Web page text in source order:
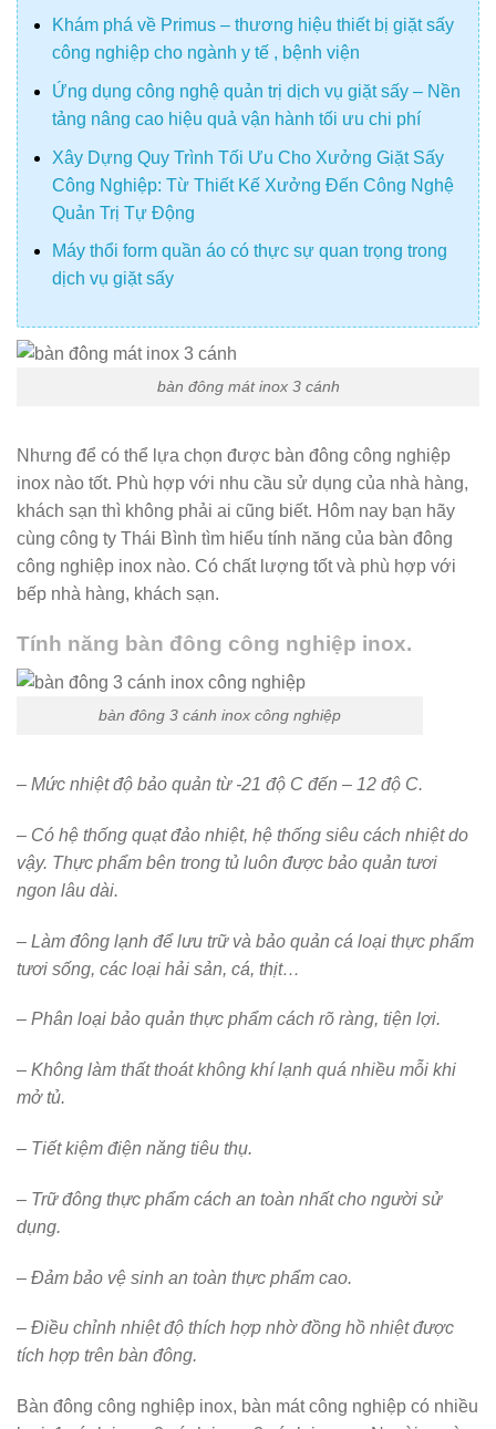
Khám phá về Primus – thương hiệu thiết bị giặt sấy
công nghiệp cho ngành y tế , bệnh viện
Ứng dụng công nghệ quản trị dịch vụ giặt sấy – Nền
tảng nâng cao hiệu quả vận hành tối ưu chi phí
Xây Dựng Quy Trình Tối Ưu Cho Xưởng Giặt Sấy
Công Nghiệp: Từ Thiết Kế Xưởng Đến Công Nghệ
Quản Trị Tự Động
Máy thổi form quần áo có thực sự quan trọng trong
dịch vụ giặt sấy
bàn đông mát inox 3 cánh
Nhưng để có thể lựa chọn được bàn đông công nghiệp
inox nào tốt. Phù hợp với nhu cầu sử dụng của nhà hàng,
khách sạn thì không phải ai cũng biết. Hôm nay bạn hãy
cùng công ty Thái Bình tìm hiểu tính năng của bàn đông
công nghiệp inox nào. Có chất lượng tốt và phù hợp với
bếp nhà hàng, khách sạn.
Tính năng bàn đông công nghiệp inox.
bàn đông 3 cánh inox công nghiệp
– Mức nhiệt độ bảo quản từ -21 độ C đến – 12 độ C.
– Có hệ thống quạt đảo nhiệt, hệ thống siêu cách nhiệt do
vậy. Thực phẩm bên trong tủ luôn được bảo quản tươi
ngon lâu dài.
– Làm đông lạnh để lưu trữ và bảo quản cá loại thực phẩm
tươi sống, các loại hải sản, cá, thịt…
– Phân loại bảo quản thực phẩm cách rõ ràng, tiện lợi.
– Không làm thất thoát không khí lạnh quá nhiều mỗi khi
mở tủ.
– Tiết kiệm điện năng tiêu thụ.
– Trữ đông thực phẩm cách an toàn nhất cho người sử
dụng.
– Đảm bảo vệ sinh an toàn thực phẩm cao.
– Điều chỉnh nhiệt độ thích hợp nhờ đồng hồ nhiệt được
tích hợp trên bàn đông.
Bàn đông công nghiệp inox, bàn mát công nghiệp có nhiều